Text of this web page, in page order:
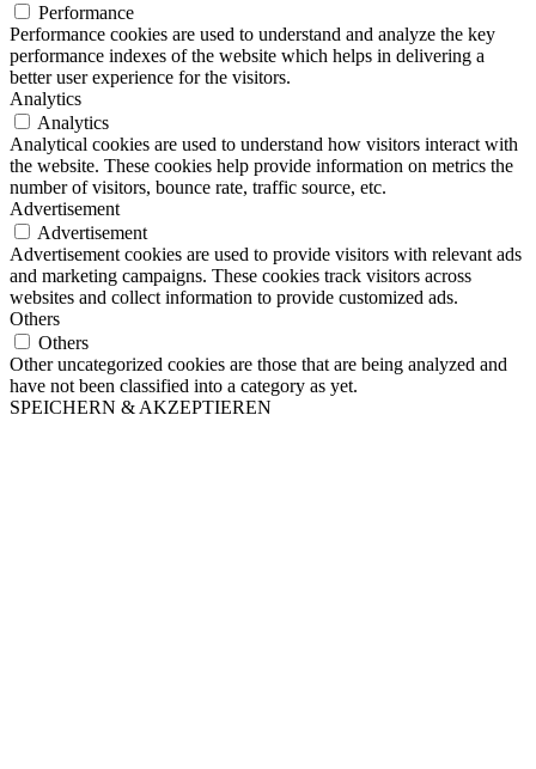
Performance
Performance cookies are used to understand and analyze the key
performance indexes of the website which helps in delivering a
better user experience for the visitors.
Analytics
Analytics
Analytical cookies are used to understand how visitors interact with
the website. These cookies help provide information on metrics the
number of visitors, bounce rate, traffic source, etc.
Advertisement
Advertisement
Advertisement cookies are used to provide visitors with relevant ads
and marketing campaigns. These cookies track visitors across
websites and collect information to provide customized ads.
Others
Others
Other uncategorized cookies are those that are being analyzed and
have not been classified into a category as yet.
SPEICHERN & AKZEPTIEREN